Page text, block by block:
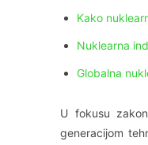
Kako
Nuklearna
Globalna
U fokusu
generacijom